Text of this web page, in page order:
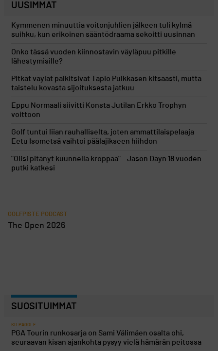
UUSIMMAT
Kymmenen minuuttia voitonjuhlien jälkeen tuli kylmä
suihku, kun erikoinen sääntödraama sekoitti uusinnan
Onko tässä vuoden kiinnostavin väyläpuu pitkille
lähestymisille?
Pitkät väylät palkitsivat Tapio Pulkkasen kitsaasti, mutta
taistelu kovasta sijoituksesta jatkuu
Eppu Normaali siivitti Konsta Jutilan Erkko Trophyn
voittoon
Golf tuntui liian rauhalliselta, joten ammattilaispelaaja
Eetu Isometsä vaihtoi päälajikseen hiihdon
"Olisi pitänyt kuunnella kroppaa" – Jason Dayn 18 vuoden
putki katkesi
GOLFPISTE PODCAST
The Open 2026
SUOSITUIMMAT
KILPAGOLF
PGA Tourin runkosarja on Sami Välimäen osalta ohi,
seuraavan kisan ajankohta pysyy vielä hämärän peitossa